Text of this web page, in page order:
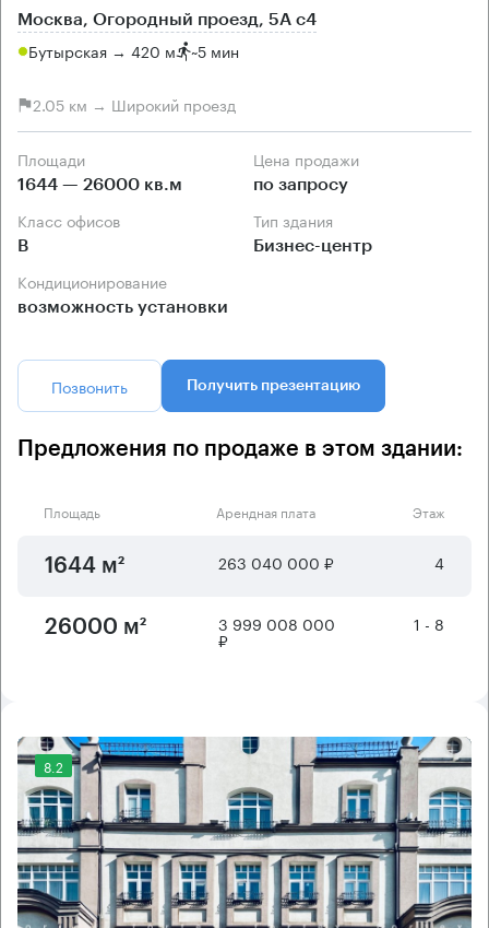
Москва, Огородный проезд, 5А с4
Бутырская → 420 м ~5 мин
2.05 км → Широкий проезд
Площади
1644 — 26000 кв.м
Цена продажи
по запросу
Класс офисов
B
Тип здания
Бизнес-центр
Кондиционирование
возможность установки
Позвонить Получить презентацию
Предложения по продаже в этом здании:
Площадь Арендная плата Этаж
1644 м² 263 040 000 ₽ 4
26000 м² 3 999 008 000
₽
1 - 8
8.2